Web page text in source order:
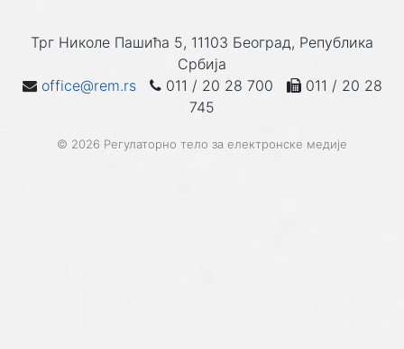
Трг Николе Пашића 5, 11103 Београд, Република
Србија
office@rem.rs
011 / 20 28 700
011 / 20 28
745
© 2026 Регулаторно тело за електронске медије